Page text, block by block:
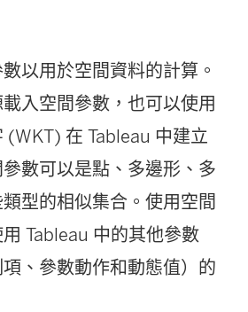
以用於空間資料的計算。
入空間參數，也可以使用
(WKT) 在 Tableau 中建立
數可以是點、多邊形、多
型的相似集合。使用空間
Tableau 中的其他參數
項、參數動作和動態值）的